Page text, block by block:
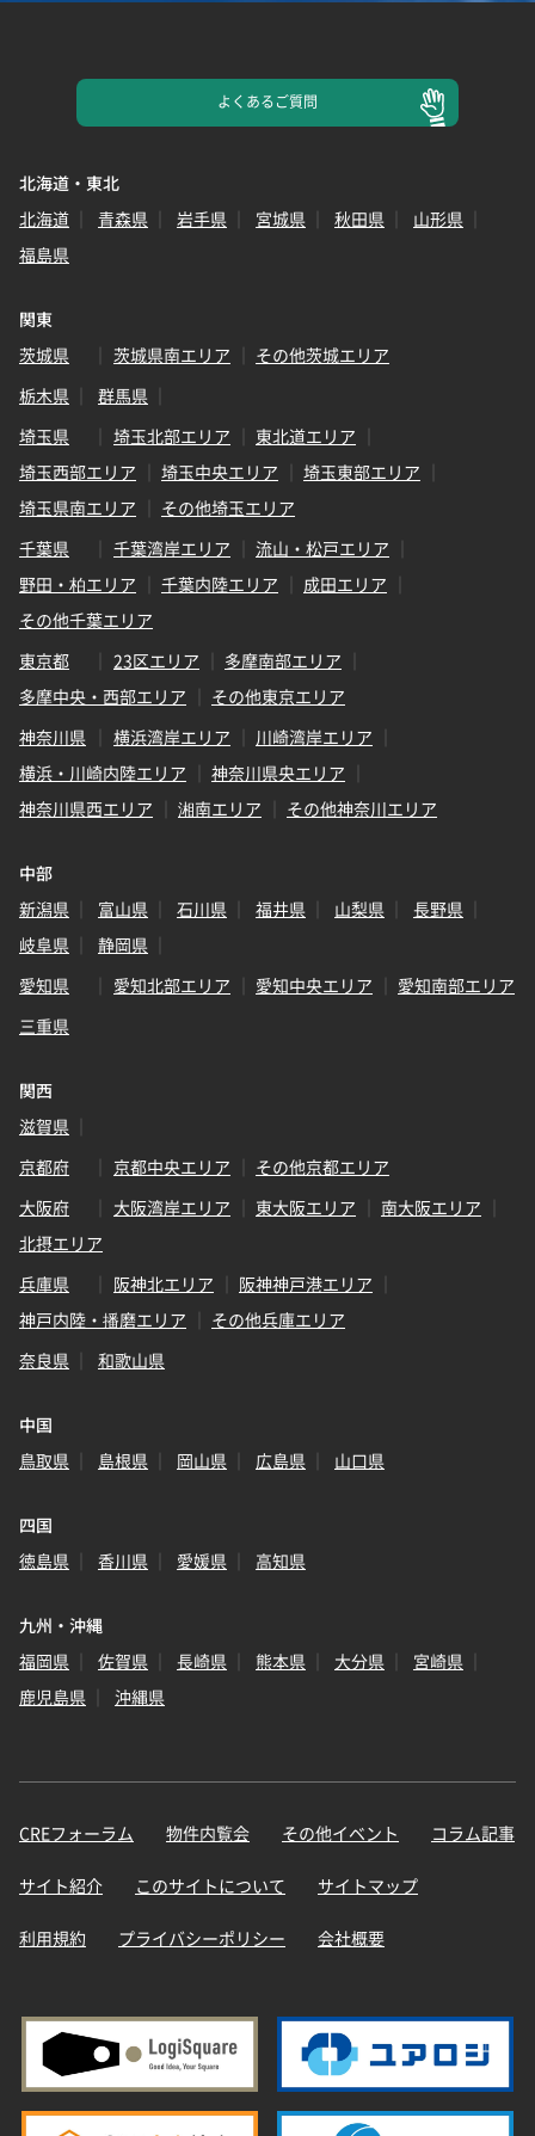
よくあるご質問
北海道・東北
北海道
青森県 岩手県 宮城県 秋田県
山形県
福島県
関東
茨城県
茨城県南エリア
その他茨城エリア
栃木県
群馬県
埼玉県
埼玉北部エリア
東北道エリア
埼玉西部エリア
埼玉中央エリア
埼玉東部エリア
埼玉県南エリア
その他埼玉エリア
千葉県
千葉湾岸エリア
流山・松戸エリア
野田・柏エリア
千葉内陸エリア
成田エリア
その他千葉エリア
東京都
23区エリア
多摩南部エリア
多摩中央・西部エリア
その他東京エリア
神奈川県
横浜湾岸エリア
川崎湾岸エリア
横浜・川崎内陸エリア
神奈川県央エリア
神奈川県西エリア
湘南エリア その他神奈川エリア
中部
新潟県
富山県 石川県 福井県 山梨県
長野県
岐阜県
静岡県
愛知県
愛知北部エリア 愛知中央エリア
愛知南部エリア
三重県
関西
滋賀県
京都府
京都中央エリア
その他京都エリア
大阪府
大阪湾岸エリア 東大阪エリア
南大阪エリア
北摂エリア
兵庫県
阪神北エリア
阪神神戸港エリア
神戸内陸・播磨エリア
その他兵庫エリア
奈良県
和歌山県
中国
鳥取県
島根県 岡山県 広島県 山口県
四国
徳島県
香川県 愛媛県 高知県
九州・沖縄
福岡県
佐賀県 長崎県 熊本県 大分県
宮崎県
鹿児島県
沖縄県
CREフォーラム 物件内覧会 その他イベント コラム記事
サイト紹介 このサイトについて サイトマップ
利用規約 プライバシーポリシー 会社概要